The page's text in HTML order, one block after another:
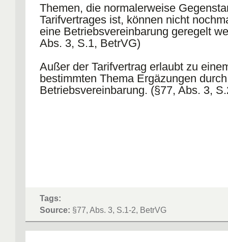
Themen, die normalerweise
Tarifvertrages ist, können nicht
eine Betriebsvereinbarung geregelt
Abs. 3, S.1, BetrVG)
Außer der Tarifvertrag erlaubt zu
bestimmten Thema Ergäzungen
Betriebsvereinbarung. (§77, Abs. 3,
Tags:
Source: §77, Abs. 3, S.1-2, BetrVG